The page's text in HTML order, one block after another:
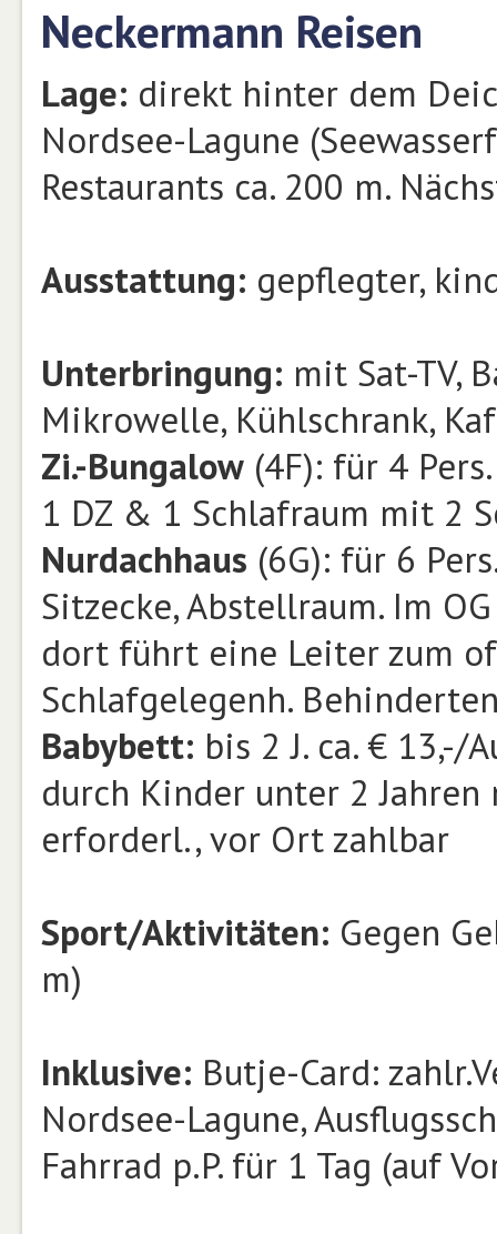
Neckermann Reisen
Lage: direkt hinter dem
Nordsee-Lagune
Restaurants ca. 200 m.
Ausstattung: gepflegter,
Unterbringung: mit Sat-TV,
Mikrowelle, Kühlschrank,
Zi.-Bungalow (4F): für 4
1 DZ & 1 Schlafraum mit 2
Nurdachhaus (6G): für 6
Sitzecke, Abstellraum. Im
dort führt eine Leiter zum
Schlafgelegenh.
Babybett: bis 2 J. ca. € 13,-/
durch Kinder unter 2
erforderl., vor Ort zahlbar
Sport/Aktivitäten: Gegen
m)
Inklusive: Butje-Card:
Nordsee-Lagune,
Fahrrad p.P. für 1 Tag (auf